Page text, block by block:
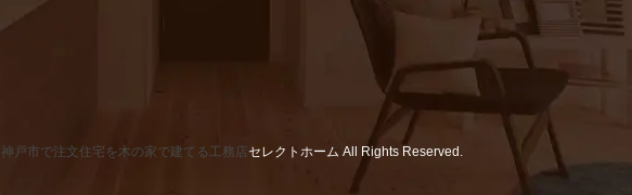
2021 (17)
2020 (73)
2019 (67)
2018 (48)
2016 (101)
2015 (72)
神戸市で注文住宅を木の家で建てる工務店セレクトホーム All Rights Reserved.